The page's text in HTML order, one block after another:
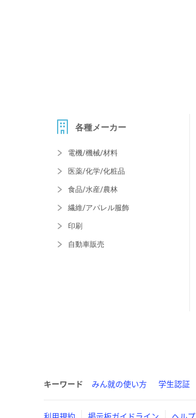
各種メーカー
電機/機械/材料
医薬/化学/化粧品
食品/水産/農林
繊維/アパレル服飾
印刷
自動車販売
キーワード みん就の使い方 学生認証